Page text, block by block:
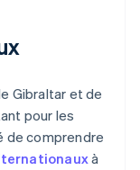
Gibraltar et de
pour les
de comprendre
à